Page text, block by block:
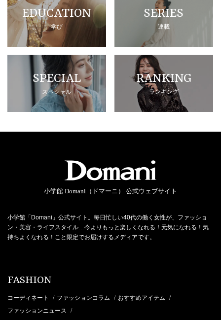
EDUCATION
学び
SERIES
連載
SPECIAL
スペシャル
RANKING
ランキング
小学館 Domani（ドマーニ） 公式ウェブサイト
小学館「Domani」公式サイト。毎日忙しい40代の働く女性が、ファッショ
ン・美容・ライフスタイル…今よりもっと楽しくなれる！元気になれる！気
持ちよくなれる！こと限定でお届けするメディアです。
FASHION
コーディネート / ファッションコラム / おすすめアイテム /
ファッションニュース /